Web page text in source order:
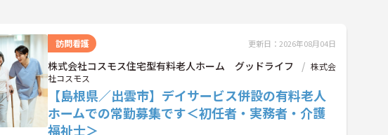
訪問看護 更新日：2026年08月04日
株式会社コスモス住宅型有料老人ホーム グッドライフ
株式会
社コスモス
【島根県／出雲市】デイサービス併設の有料老人
ホームでの常勤募集です＜初任者・実務者・介護
福祉士＞